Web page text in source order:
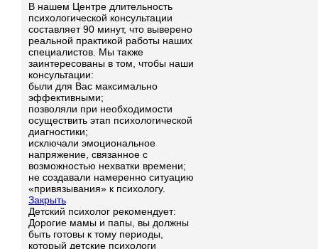
В нашем Центре длительность
психологической консультации
составляет 90 минут, что выверено
реальной практикой работы наших
специалистов. Мы также
заинтересованы в том, чтобы наши
консультации:
были для Вас максимально
эффективными;
позволяли при необходимости
осуществить этап психологической
диагностики;
исключали эмоциональное
напряжение, связанное с
возможностью нехватки времени;
не создавали намеренно ситуацию
«привязывания» к психологу.
Закрыть
Детский психолог рекомендует:
Дорогие мамы и папы, вы должны
быть готовы к тому периоды,
который детские психологи